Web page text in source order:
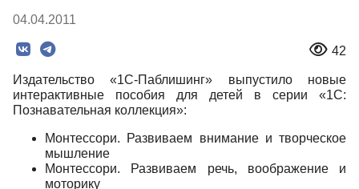
04.04.2011
42
Издательство «1С-Паблишинг» выпустило новые
интерактивные пособия для детей в серии «1С:
Познавательная коллекция»:
Монтессори. Развиваем внимание и творческое
мышление
Монтессори. Развиваем речь, воображение и
моторику